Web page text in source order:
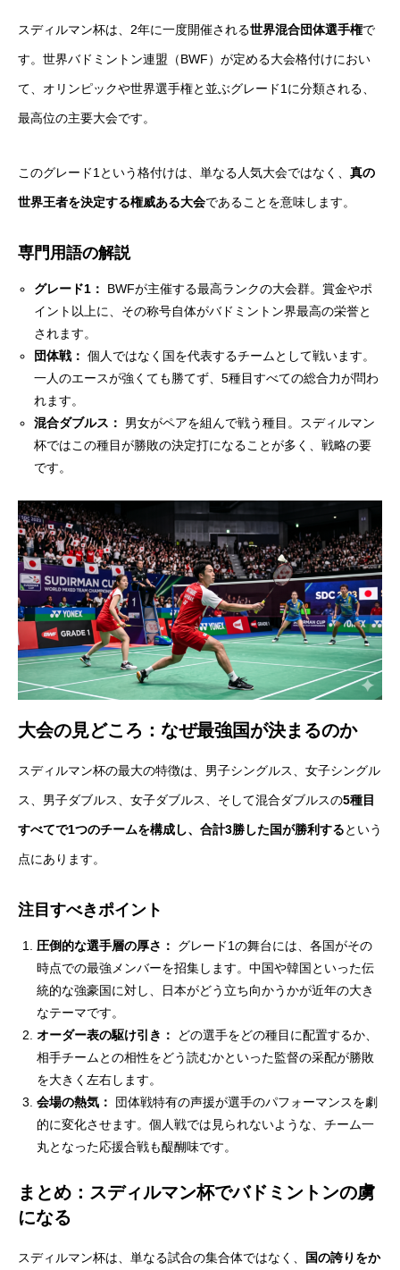
スディルマン杯は、2年に一度開催される世界混合団体選手権で
す。世界バドミントン連盟（BWF）が定める大会格付けにおい
て、オリンピックや世界選手権と並ぶグレード1に分類される、
最高位の主要大会です。
このグレード1という格付けは、単なる人気大会ではなく、 真の
世界王者を決定する権威ある大会であることを意味します。
専門用語の解説
グレード1：
BWFが主催する最高ランクの大会群。賞金やポ
イント以上に、その称号自体がバドミントン界最高の栄誉と
されます。
団体戦： 個人ではなく国を代表するチームとして戦います。
一人のエースが強くても勝てず、5種目すべての総合力が問わ
れます。
混合ダブルス：
男女がペアを組んで戦う種目。スディルマン
杯ではこの種目が勝敗の決定打になることが多く、戦略の要
です。
大会の見どころ：なぜ最強国が決まるのか
スディルマン杯の最大の特徴は、男子シングルス、女子シングル
ス、男子ダブルス、女子ダブルス、そして混合ダブルスの5種目
すべてで1つのチームを構成し、合計3勝した国が勝利するという
点にあります。
注目すべきポイント
圧倒的な選手層の厚さ：
グレード1の舞台には、各国がその
時点での最強メンバーを招集します。中国や韓国といった伝
統的な強豪国に対し、日本がどう立ち向かうかが近年の大き
なテーマです。
オーダー表の駆け引き：
どの選手をどの種目に配置するか、
相手チームとの相性をどう読むかといった監督の采配が勝敗
を大きく左右します。
会場の熱気：
団体戦特有の声援が選手のパフォーマンスを劇
的に変化させます。個人戦では見られないような、チーム一
丸となった応援合戦も醍醐味です。
まとめ：スディルマン杯でバドミントンの虜
になる
スディルマン杯は、単なる試合の集合体ではなく、 国の誇りをか